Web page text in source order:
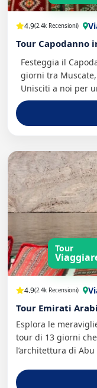
4.9(2.4k Recensioni)
Tour Capodanno
Festeggia il
giorni tra
Unisciti a noi per
Tour
4.9(2.4k Recensioni)
Tour Emirati
Esplora le
tour di 13 giorni
l’architettura di